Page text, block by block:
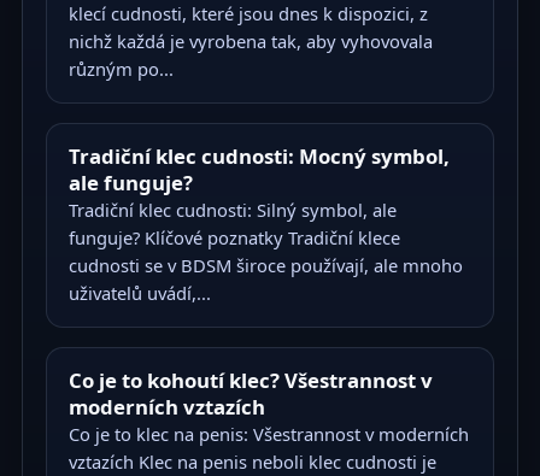
klecí cudnosti, které jsou dnes k dispozici, z
nichž každá je vyrobena tak, aby vyhovovala
různým po...
Tradiční klec cudnosti: Mocný symbol,
ale funguje?
Tradiční klec cudnosti: Silný symbol, ale
funguje? Klíčové poznatky Tradiční klece
cudnosti se v BDSM široce používají, ale mnoho
uživatelů uvádí,...
Co je to kohoutí klec? Všestrannost v
moderních vztazích
Co je to klec na penis: Všestrannost v moderních
vztazích Klec na penis neboli klec cudnosti je